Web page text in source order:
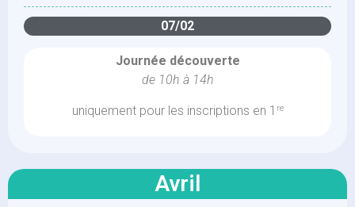
07/02
Journée découverte
de 10h à 14h
uniquement pour les inscriptions en 1 re
Avril